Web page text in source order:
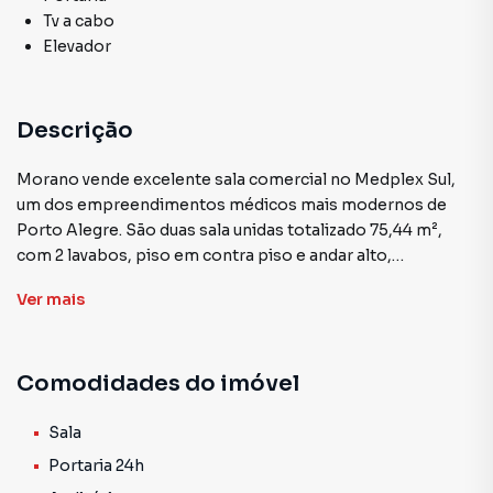
Tv a cabo
Elevador
Descrição
Morano vende excelente sala comercial no Medplex Sul,
um dos empreendimentos médicos mais modernos de
Porto Alegre. São duas sala unidas totalizado 75,44 m²,
com 2 lavabos, piso em contra piso e andar alto,
Portaria 24 horas e controle de acesso por catracas
CFTV e segurança permanente
6 elevadores, sendo 2 para macas
Ver mais
Comodidades do imóvel
Sala
Portaria 24h